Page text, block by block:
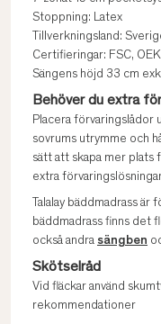
Stoppning: Latex
Tillverkningsland:
Certifieringar: FSC,
Sängens höjd 33 cm
Behöver du extra
Placera förvaringslådor
sovrums utrymme och
sätt att skapa mer plats
extra
Talalay bäddmadrass är
bäddmadrass finns det
också andra sängben
Skötselråd
Vid fläckar använd
rekommendationer